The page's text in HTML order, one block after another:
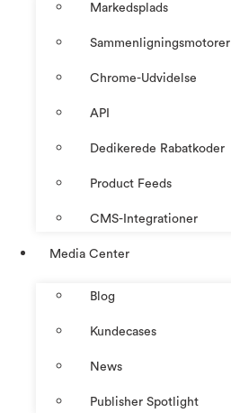
Markedsplads
Sammenligningsmotorer
Chrome-Udvidelse
API
Dedikerede Rabatkoder
Product Feeds
CMS-Integrationer
Media Center
Blog
Kundecases
News
Publisher Spotlight